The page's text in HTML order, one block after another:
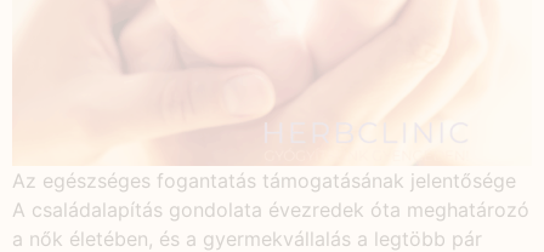
Az egészséges fogantatás támogatásának jelentősége
A családalapítás gondolata évezredek óta meghatározó
a nők életében, és a gyermekvállalás a legtöbb pár